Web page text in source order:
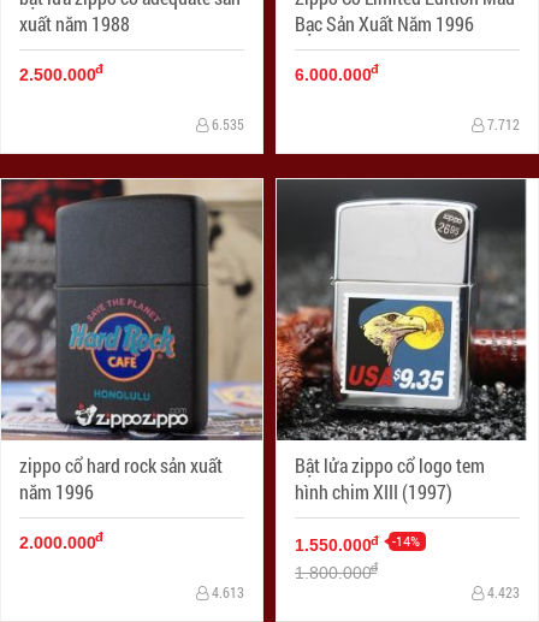
xuất năm 1988
2.500.000đ
6.535
Bạc Sản Xuất Năm 1996
6.000.000đ
7.712
zippo cổ hard rock sản xuất
năm 1996
2.000.000đ
4.613
Bật lửa zippo cổ logo tem
hình chim XIII (1997)
1.550.000đ -14%
1.800.000đ
4.423